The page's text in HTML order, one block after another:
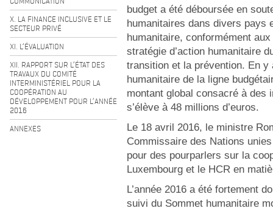
X. LA FINANCE INCLUSIVE ET LE
SECTEUR PRIVÉ
XI. L’ÉVALUATION
XII. RAPPORT SUR L’ÉTAT DES
TRAVAUX DU COMITÉ
INTERMINISTÉRIEL POUR LA
COOPÉRATION AU
DÉVELOPPEMENT POUR L’ANNÉE
2016
ANNEXES
budget a été déboursée en
humanitaires dans divers pays
humanitaire, conformément
stratégie d’action humanitaire
transition et la prévention. En
humanitaire de la ligne
montant global consacré à des
s’élève à 48 millions d’euros.
Le 18 avril 2016, le ministre
Commissaire des Nations
pour des pourparlers sur la
Luxembourg et le HCR en
L’année 2016 a été fortement
suivi du Sommet humanitaire